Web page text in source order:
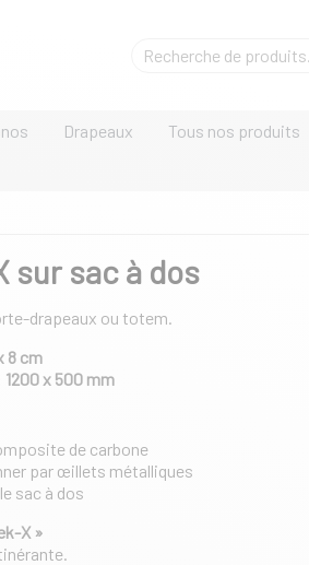
Rechecher
un
Drapeaux
Tous nos produits
sur sac à dos
drapeaux ou totem.
8 cm
1200 x 500 mm
de carbone
par œillets métalliques
sac à dos
X »